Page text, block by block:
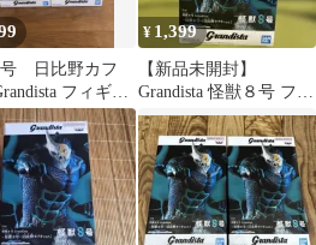
号 日比野カフ
フィギュ
ット
¥ 1,399
【新品未開封】
Grandista 怪獣８号 フィ
ギュア 日比野カフカ
ver.